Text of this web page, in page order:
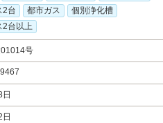
2台
都市ガス
個別浄化槽
2台以上
号